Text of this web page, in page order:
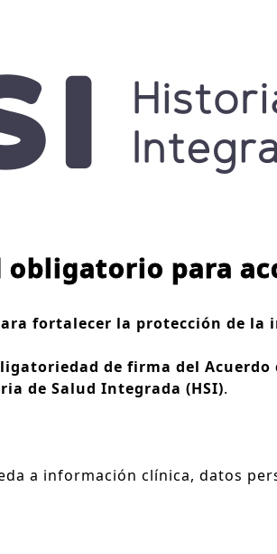
para
fortalecer la protección de
de firma del
de Salud Integrada (HSI).
a información clínica, datos